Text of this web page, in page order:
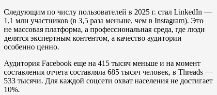
Следующим по числу пользователей в 2025 г. стал LinkedIn —
1,1 млн участников (в 3,5 раза меньше, чем в Instagram). Это
не массовая платформа, а профессиональная среда, где люди
делятся экспертным контентом, а качество аудитории
особенно ценно.
Аудитория Facebook еще на 415 тысяч меньше и на момент
составления отчета составляла 685 тысяч человек, в Threads —
533 тысячи. Для каждой соцсети охват населения не достигает
10%.